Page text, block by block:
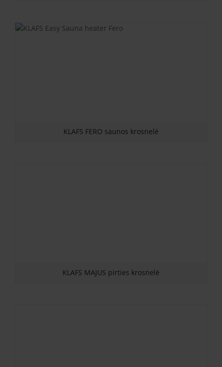
KLAFS FERO saunos krosnelė
KLAFS MAJUS pirties krosnelė